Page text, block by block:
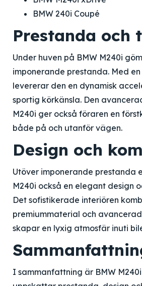
BMW 240i Coupé
Prestanda och
Under huven på BMW M240i
imponerande prestanda. Med
levererar den en dynamisk
sportig körkänsla. Den
M240i ger också föraren en
både på och utanför vägen.
Design och
Utöver imponerande prestanda
M240i också en elegant design
Det sofistikerade interiören
premiummaterial och
skapar en lyxig atmosfär inuti
I sammanfattning är BMW